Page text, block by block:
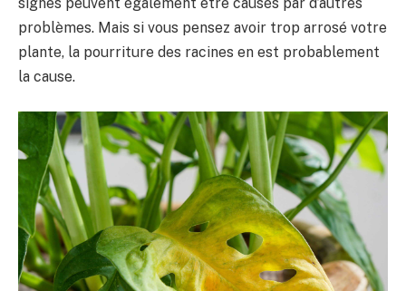
problèmes. Mais si vous pensez avoir trop arrosé votre
plante, la pourriture des racines en est probablement
la cause.